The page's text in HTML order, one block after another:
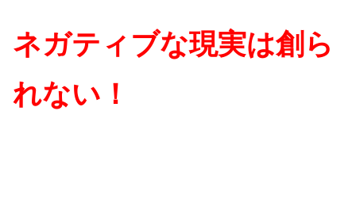
ネガティブな現実は創ら
れない！